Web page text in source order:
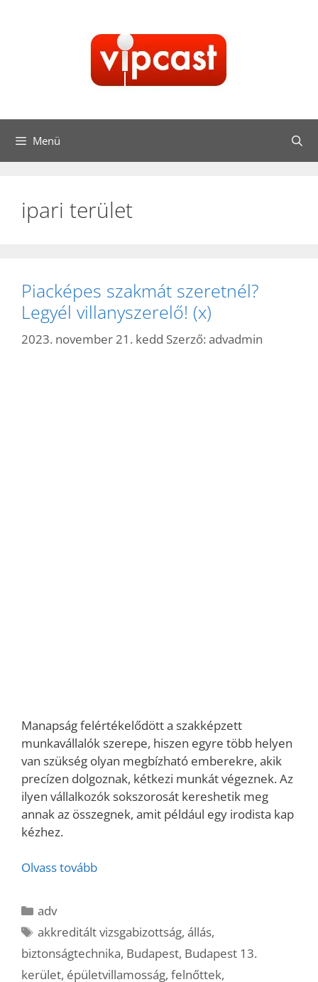
Menü
ipari terület
Piacképes szakmát szeretnél?
Legyél villanyszerelő! (x)
2023. november 21. kedd Szerző: advadmin
Manapság felértékelődött a szakképzett
munkavállalók szerepe, hiszen egyre több helyen
van szükség olyan megbízható emberekre, akik
precízen dolgoznak, kétkezi munkát végeznek. Az
ilyen vállalkozók sokszorosát kereshetik meg
annak az összegnek, amit például egy irodista kap
kézhez.
Olvass tovább
Kategória
adv
Címkék
akkreditált vizsgabizottság,állás,
biztonságtechnika, Budapest, Budapest 13.
kerület, épületvillamosság, felnőttek,